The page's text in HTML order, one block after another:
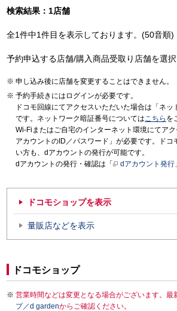
検索結果：1店舗
全1件中1件目を表示しております。(50音順)
予約申込する店舗/購入商品受取り店舗を選択
申し込み後に店舗を変更することはできません。
予約手続きにはログインが必要です。
ドコモ回線にてアクセスいただいた場合は「ネ
です。ネットワーク暗証番号についてはこちら を
Wi-Fiまたはご自宅のインターネット環境にてア
アカウントのID／パスワード」が必要です。ドコ
い方も、dアカウントの発行が可能です。
dアカウントの発行・確認は「
dアカウント発行
ドコモショップを表示
量販店などを表示
ドコモショップ
営業時間などは変更となる場合がございます。最
プ／d gardenからご確認ください。